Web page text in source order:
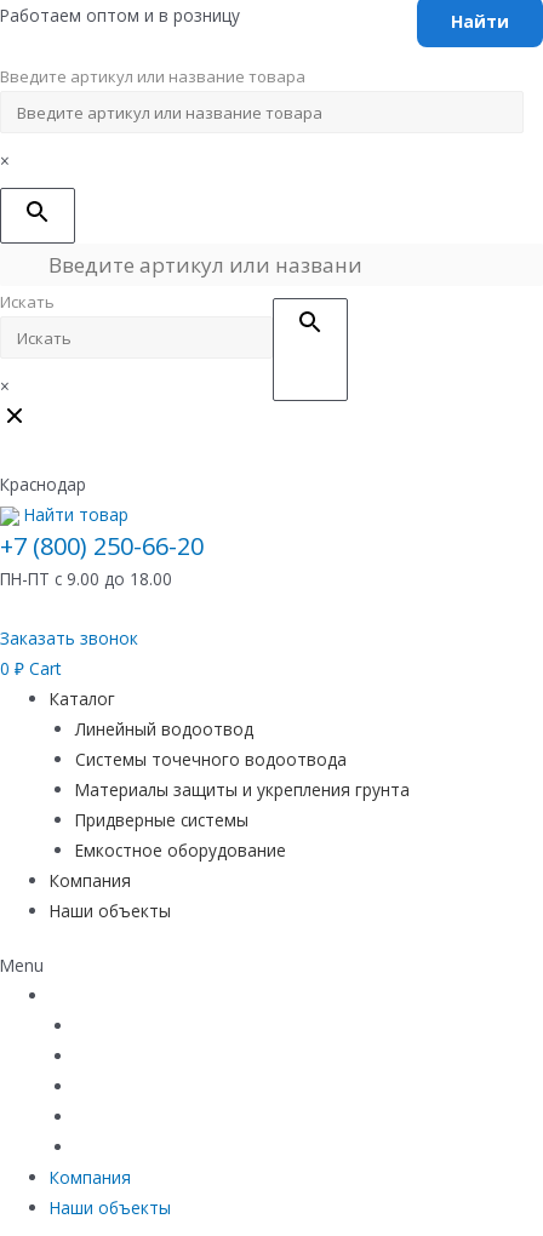
Перейти
содержимому
Работаем оптом и в розницу
Введите артикул или название товара
×
Искать
×
Краснодар
Найти товар
+7 (800) 250-66-20
ПН-ПТ с 9.00 до 18.00
Заказать звонок
0 ₽ Cart
Каталог
Линейный водоотвод
Системы точечного водоотвода
Материалы защиты и укрепления грунта
Придверные системы
Емкостное оборудование
Компания
Наши объекты
Menu
Компания
Наши объекты